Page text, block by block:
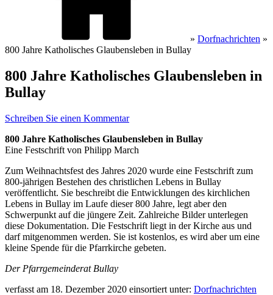
» Dorfnachrichten »
800 Jahre Katholisches Glaubensleben in Bullay
800 Jahre Katholisches Glaubensleben in
Bullay
Schreiben Sie einen Kommentar
800 Jahre Katholisches Glaubensleben in Bullay
Eine Festschrift von Philipp March
Zum Weihnachtsfest des Jahres 2020 wurde eine Festschrift zum
800-jährigen Bestehen des christlichen Lebens in Bullay
veröffentlicht. Sie beschreibt die Entwicklungen des kirchlichen
Lebens in Bullay im Laufe dieser 800 Jahre, legt aber den
Schwerpunkt auf die jüngere Zeit. Zahlreiche Bilder unterlegen
diese Dokumentation. Die Festschrift liegt in der Kirche aus und
darf mitgenommen werden. Sie ist kostenlos, es wird aber um eine
kleine Spende für die Pfarrkirche gebeten.
Der Pfarrgemeinderat Bullay
verfasst am 18. Dezember 2020 einsortiert unter: Dorfnachrichten